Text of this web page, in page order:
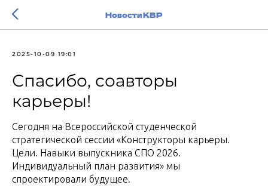
Новости КВР
2025-10-09 19:01
Спасибо, соавторы
карьеры!
Сегодня на Всероссийской студенческой
стратегической сессии «Конструкторы карьеры.
Цели. Навыки выпускника СПО 2026.
Индивидуальный план развития» мы
спроектировали будущее.